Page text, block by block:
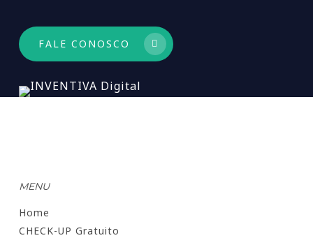
FALE CONOSCO
MENU
Home
CHECK-UP Gratuito